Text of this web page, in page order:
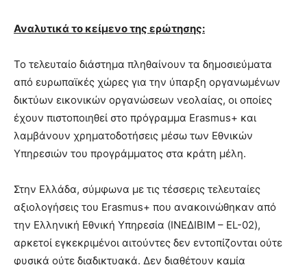
Αναλυτικά το κείμενο της ερώτησης:
Το τελευταίο διάστημα πληθαίνουν τα δημοσιεύματα
από ευρωπαϊκές χώρες για την ύπαρξη οργανωμένων
δικτύων εικονικών οργανώσεων νεολαίας, οι οποίες
έχουν πιστοποιηθεί στο πρόγραμμα Erasmus+ και
λαμβάνουν χρηματοδοτήσεις μέσω των Εθνικών
Υπηρεσιών του προγράμματος στα κράτη μέλη.
Στην Ελλάδα, σύμφωνα με τις τέσσερις τελευταίες
αξιολογήσεις του Erasmus+ που ανακοινώθηκαν από
την Ελληνική Εθνική Υπηρεσία (ΙΝΕΔΙΒΙΜ – EL-02),
αρκετοί εγκεκριμένοι αιτούντες δεν εντοπίζονται ούτε
φυσικά ούτε διαδικτυακά. Δεν διαθέτουν καμία